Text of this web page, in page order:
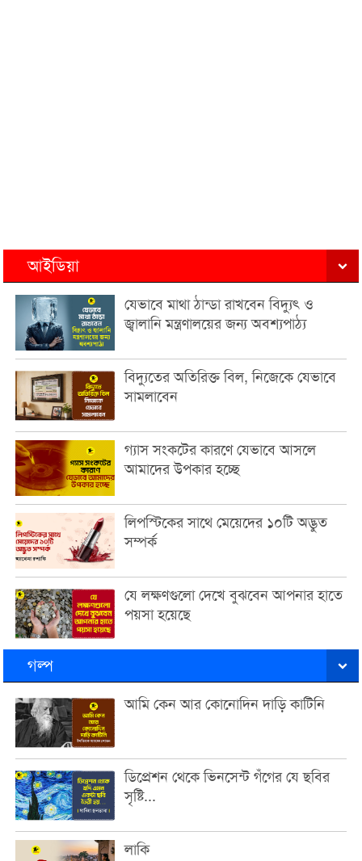
আইডিয়া
যেভাবে মাথা ঠান্ডা রাখবেন বিদ্যুৎ ও
জ্বালানি মন্ত্রণালয়ের জন্য অবশ্যপাঠ্য
বিদ্যুতের অতিরিক্ত বিল, নিজেকে যেভাবে
সামলাবেন
গ্যাস সংকটের কারণে যেভাবে আসলে
আমাদের উপকার হচ্ছে
লিপস্টিকের সাথে মেয়েদের ১০টি অদ্ভুত
সম্পর্ক
যে লক্ষণগুলো দেখে বুঝবেন আপনার হাতে
পয়সা হয়েছে
গল্প
আমি কেন আর কোনোদিন দাড়ি কাটিনি
ডিপ্রেশন থেকে ভিনসেন্ট গঁগের যে ছবির
সৃষ্টি...
লাকি